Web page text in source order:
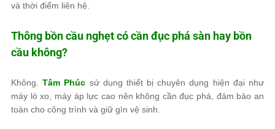
và thời điểm liên hệ.
Thông bồn cầu nghẹt có cần đục phá sàn hay bồn
cầu không?
Không.Tâm Phúc sử dụng thiết bị chuyên dụng hiện đại như
máy lò xo, máy áp lực cao nên không cần đục phá, đảm bảo an
toàn cho công trình và giữ gìn vệ sinh.